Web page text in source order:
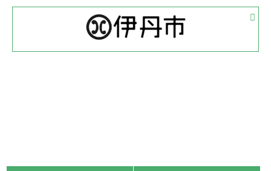
2022.05.05
体育協会長杯 バドミントン競技の部
2022.05.22